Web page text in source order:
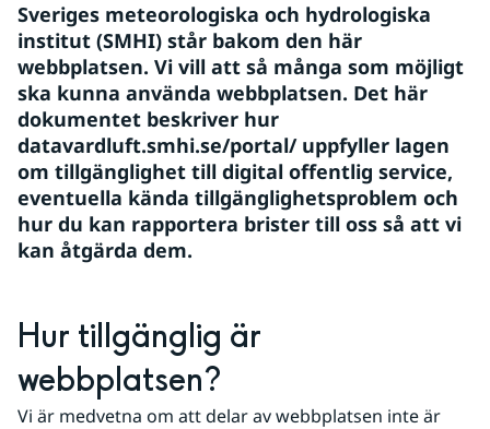
Sveriges meteorologiska och hydrologiska
institut (SMHI) står bakom den här
webbplatsen. Vi vill att så många som möjligt
ska kunna använda webbplatsen. Det här
dokumentet beskriver hur
datavardluft.smhi.se/portal/ uppfyller lagen
om tillgänglighet till digital offentlig service,
eventuella kända tillgänglighetsproblem och
hur du kan rapportera brister till oss så att vi
kan åtgärda dem.
Hur tillgänglig är
webbplatsen?
Vi är medvetna om att delar av webbplatsen inte är